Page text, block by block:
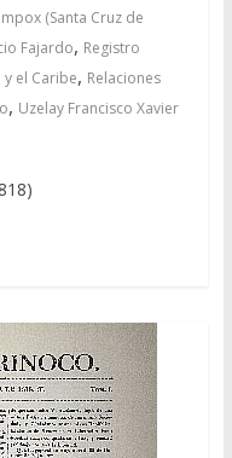
(Santa Cruz de
Fajardo, Registro
el Caribe, Relaciones
, Uzelay Francisco Xavier